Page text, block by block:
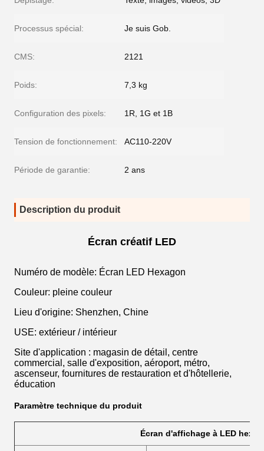
Processus spécial: Je suis Gob.
CMS: 2121
Poids: 7,3 kg
Configuration des pixels: 1R, 1G et 1B
Tension de fonctionnement: AC110-220V
Période de garantie: 2 ans
Description du produit
Écran créatif LED
Numéro de modèle: Écran LED Hexagon
Couleur: pleine couleur
Lieu d'origine: Shenzhen, Chine
USE: extérieur / intérieur
Site d'application : magasin de détail, centre
commercial, salle d'exposition, aéroport, métro,
ascenseur, fournitures de restauration et d'hôtellerie,
éducation
Paramètre technique du produit
Écran d'affichage à LED